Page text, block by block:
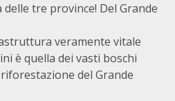
tre province! Del Grande
veramente vitale
è quella dei vasti boschi
del Grande